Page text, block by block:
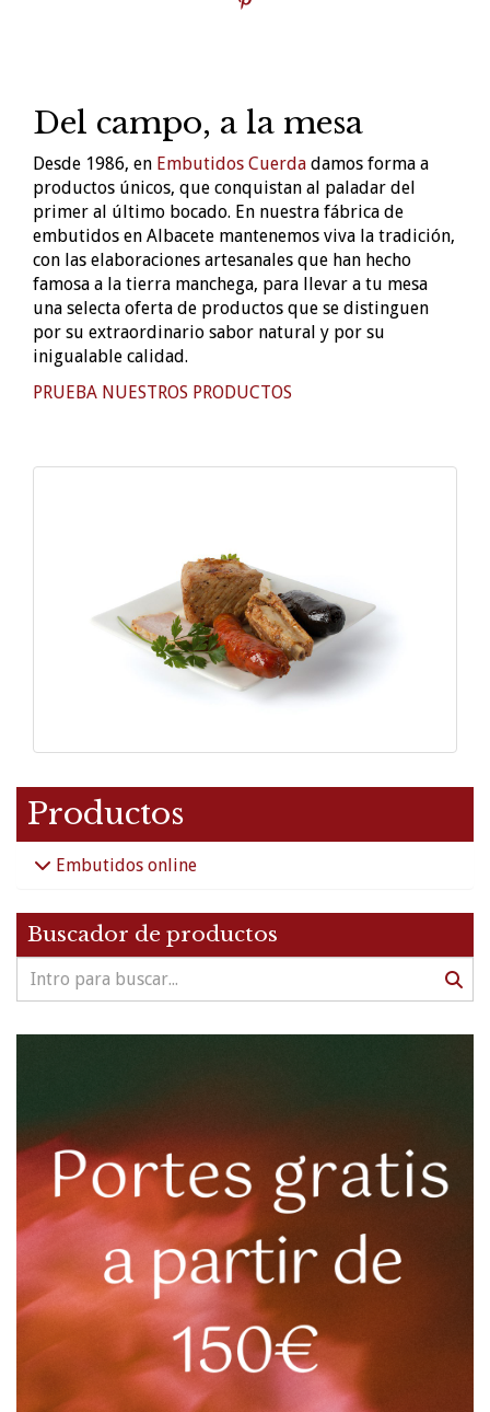
Del campo, a la mesa
Desde 1986, en Embutidos Cuerda damos forma a
productos únicos, que conquistan al paladar del
primer al último bocado. En nuestra fábrica de
embutidos en Albacete mantenemos viva la tradición,
con las elaboraciones artesanales que han hecho
famosa a la tierra manchega, para llevar a tu mesa
una selecta oferta de productos que se distinguen
por su extraordinario sabor natural y por su
inigualable calidad.
PRUEBA NUESTROS PRODUCTOS
Productos
Embutidos online
Buscador de productos